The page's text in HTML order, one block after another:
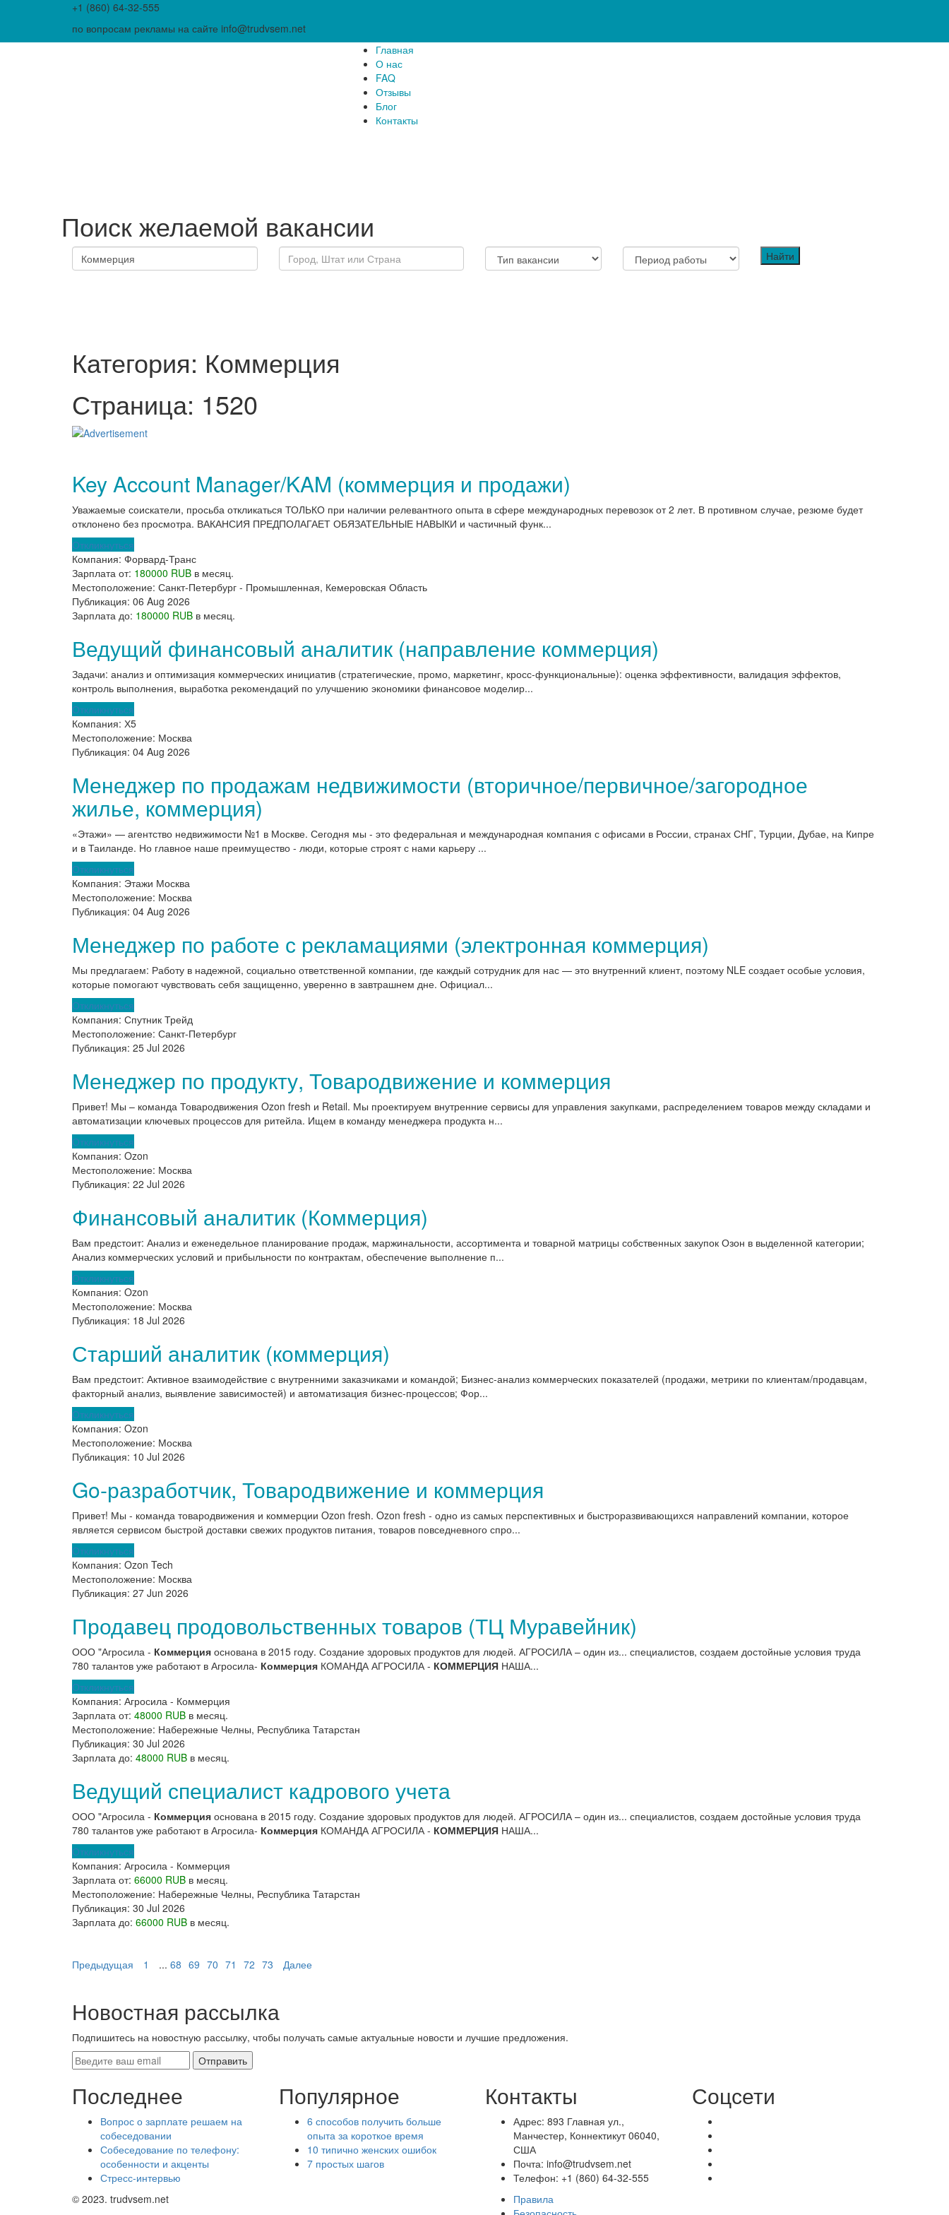
+1 (860) 64-32-555
по вопросам рекламы на сайте info@trudvsem.net
Главная
О нас
FAQ
Отзывы
Блог
Контакты
Поиск желаемой вакансии
Категория: Коммерция
Страница: 1520
Key Account Manager/KAM (коммерция и продажи)
Уважаемые соискатели, просьба откликаться ТОЛЬКО при наличии релевантного опыта в сфере международных перевозок от 2 лет. В противном случае, резюме будет
отклонено без просмотра. ВАКАНСИЯ ПРЕДПОЛАГАЕТ ОБЯЗАТЕЛЬНЫЕ НАВЫКИ и частичный функ...
Откликнуться
Компания: Форвард-Транс
Зарплата от: 180000 RUB в месяц.
Местоположение: Санкт-Петербург - Промышленная, Кемеровская Область
Публикация: 06 Aug 2026
Зарплата до: 180000 RUB в месяц.
Ведущий финансовый аналитик (направление коммерция)
Задачи: анализ и оптимизация коммерческих инициатив (стратегические, промо, маркетинг, кросс-функциональные): оценка эффективности, валидация эффектов,
контроль выполнения, выработка рекомендаций по улучшению экономики финансовое моделир...
Откликнуться
Компания: Х5
Местоположение: Москва
Публикация: 04 Aug 2026
Менеджер по продажам недвижимости (вторичное/первичное/загородное
жилье, коммерция)
«Этажи» — агентство недвижимости №1 в Москве. Сегодня мы - это федеральная и международная компания с офисами в России, странах СНГ, Турции, Дубае, на Кипре
и в Таиланде. Но главное наше преимущество - люди, которые строят с нами карьеру ...
Откликнуться
Компания: Этажи Москва
Местоположение: Москва
Публикация: 04 Aug 2026
Менеджер по работе с рекламациями (электронная коммерция)
Мы предлагаем: Работу в надежной, социально ответственной компании, где каждый сотрудник для нас — это внутренний клиент, поэтому NLE создает особые условия,
которые помогают чувствовать себя защищенно, уверенно в завтрашнем дне. Официал...
Откликнуться
Компания: Спутник Трейд
Местоположение: Санкт-Петербург
Публикация: 25 Jul 2026
Менеджер по продукту, Товародвижение и коммерция
Привет! Мы – команда Товародвижения Ozon fresh и Retail. Мы проектируем внутренние сервисы для управления закупками, распределением товаров между складами и
автоматизации ключевых процессов для ритейла. Ищем в команду менеджера продукта н...
Откликнуться
Компания: Ozon
Местоположение: Москва
Публикация: 22 Jul 2026
Финансовый аналитик (Коммерция)
Вам предстоит: Анализ и еженедельное планирование продаж, маржинальности, ассортимента и товарной матрицы собственных закупок Озон в выделенной категории;
Анализ коммерческих условий и прибыльности по контрактам, обеспечение выполнение п...
Откликнуться
Компания: Ozon
Местоположение: Москва
Публикация: 18 Jul 2026
Старший аналитик (коммерция)
Вам предстоит: Активное взаимодействие с внутренними заказчиками и командой; Бизнес-анализ коммерческих показателей (продажи, метрики по клиентам/продавцам,
факторный анализ, выявление зависимостей) и автоматизация бизнес-процессов; Фор...
Откликнуться
Компания: Ozon
Местоположение: Москва
Публикация: 10 Jul 2026
Go-разработчик, Товародвижение и коммерция
Привет! Мы - команда товародвижения и коммерции Ozon fresh. Ozon fresh - одно из самых перспективных и быстроразвивающихся направлений компании, которое
является сервисом быстрой доставки свежих продуктов питания, товаров повседневного спро...
Откликнуться
Компания: Ozon Tech
Местоположение: Москва
Публикация: 27 Jun 2026
Продавец продовольственных товаров (ТЦ Муравейник)
ООО "Агросила - Коммерция основана в 2015 году. Создание здоровых продуктов для людей. АГРОСИЛА – один из... специалистов, создаем достойные условия труда
780 талантов уже работают в Агросила- Коммерция КОМАНДА АГРОСИЛА - КОММЕРЦИЯ НАША...
Откликнуться
Компания: Агросила - Коммерция
Зарплата от: 48000 RUB в месяц.
Местоположение: Набережные Челны, Республика Татарстан
Публикация: 30 Jul 2026
Зарплата до: 48000 RUB в месяц.
Ведущий специалист кадрового учета
ООО "Агросила - Коммерция основана в 2015 году. Создание здоровых продуктов для людей. АГРОСИЛА – один из... специалистов, создаем достойные условия труда
780 талантов уже работают в Агросила- Коммерция КОМАНДА АГРОСИЛА - КОММЕРЦИЯ НАША...
Откликнуться
Компания: Агросила - Коммерция
Зарплата от: 66000 RUB в месяц.
Местоположение: Набережные Челны, Республика Татарстан
Публикация: 30 Jul 2026
Зарплата до: 66000 RUB в месяц.
Предыдущая 1 ... 68 69 70 71 72 73 Далее
Новостная рассылка
Подпишитесь на новостную рассылку, чтобы получать самые актуальные новости и лучшие предложения.
Последнее
Вопрос о зарплате решаем на
собеседовании
Собеседование по телефону:
особенности и акценты
Стресс-интервью
Популярное
6 способов получить больше
опыта за короткое время
10 типично женских ошибок
7 простых шагов
Контакты
Адрес: 893 Главная ул.,
Манчестер, Коннектикут 06040,
США
Почта: info@trudvsem.net
Телефон: +1 (860) 64-32-555
Соцсети
© 2023. trudvsem.net
Правила